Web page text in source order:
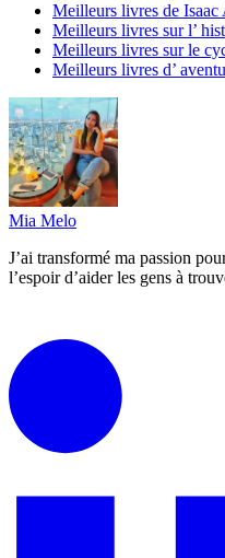
Meilleurs livres de Isaac
Meilleurs livres sur l’
Meilleurs livres sur le
Meilleurs livres d’
Mia Melo
J’ai transformé ma passion
l’espoir d’aider les gens à